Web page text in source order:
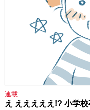
連載
え えええええ!? 小学